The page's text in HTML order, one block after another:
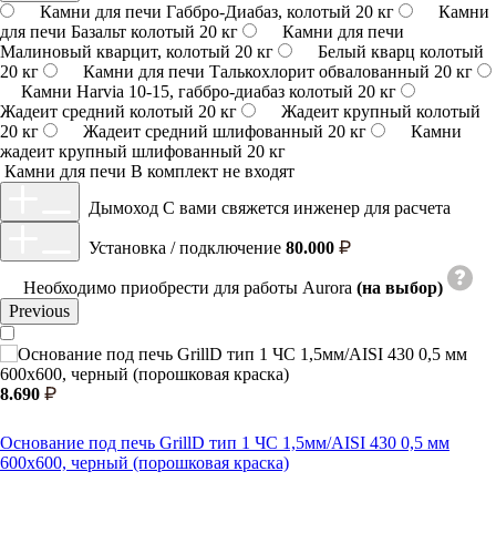
Камни для печи Габбро-Диабаз, колотый 20 кг
Камни
для печи Базальт колотый 20 кг
Камни для печи
Малиновый кварцит, колотый 20 кг
Белый кварц колотый
20 кг
Камни для печи Талькохлорит обвалованный 20 кг
Камни Harvia 10-15, габбро-диабаз колотый 20 кг
Жадеит средний колотый 20 кг
Жадеит крупный колотый
20 кг
Жадеит средний шлифованный 20 кг
Камни
жадеит крупный шлифованный 20 кг
Камни для печи В комплект не входят
Дымоход С вами свяжется инженер для расчета
Установка / подключение 80.000
Необходимо приобрести для работы Aurora (на выбор)
Previous
8.690
Основание под печь GrillD тип 1 ЧС 1,5мм/AISI 430 0,5 мм
600х600, черный (порошковая краска)